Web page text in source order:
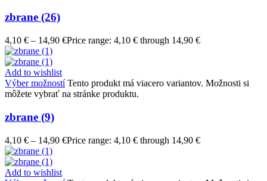
zbrane (26)
4,10 € – 14,90 €Price range: 4,10 € through 14,90 €
Add to wishlist
Výber možností Tento produkt má viacero variantov. Možnosti si
môžete vybrať na stránke produktu.
zbrane (9)
4,10 € – 14,90 €Price range: 4,10 € through 14,90 €
Add to wishlist